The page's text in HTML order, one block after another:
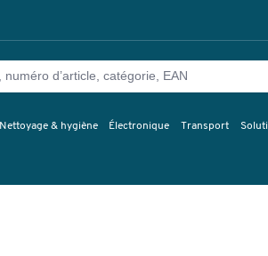
Nettoyage & hygiène Électronique Transport